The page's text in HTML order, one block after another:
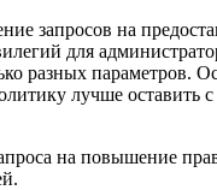
запросов на
для
разных параметров.
лучше оставить
на повышение